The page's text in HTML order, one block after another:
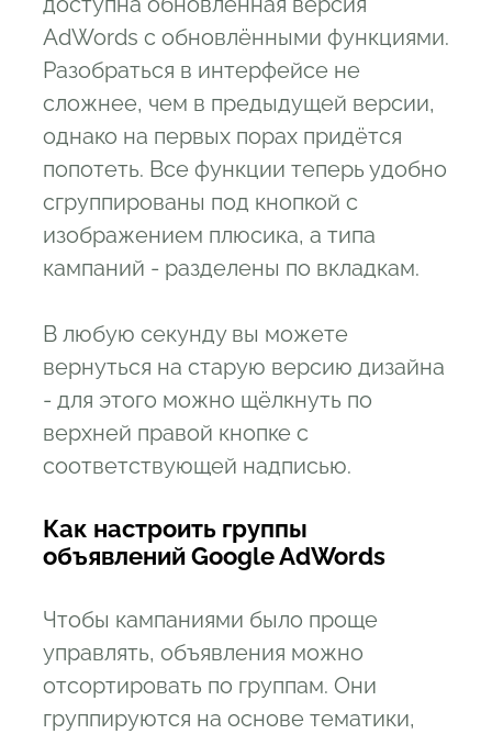
AdWords с обновлёнными функциями.
Разобраться в интерфейсе не
сложнее, чем в предыдущей версии,
однако на первых порах придётся
попотеть. Все функции теперь удобно
сгруппированы под кнопкой с
изображением плюсика, а типа
кампаний - разделены по вкладкам.
В любую секунду вы можете
вернуться на старую версию дизайна
- для этого можно щёлкнуть по
верхней правой кнопке с
соответствующей надписью.
Как настроить группы
объявлений Google AdWords
Чтобы кампаниями было проще
управлять, объявления можно
отсортировать по группам. Они
группируются на основе тематики,